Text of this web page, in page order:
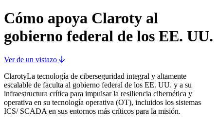
Cómo apoya Claroty al
gobierno federal de los EE. UU.
Ver de un vistazo
ClarotyLa tecnología de ciberseguridad integral y altamente
escalable de faculta al gobierno federal de los EE. UU. y a su
infraestructura crítica para impulsar la resiliencia cibernética y
operativa en su tecnología operativa (OT), incluidos los sistemas
ICS/ SCADA en sus entornos más críticos para la misión.